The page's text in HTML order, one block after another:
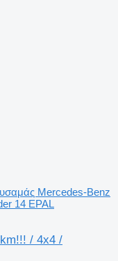
Mercedes-Benz
14 EPAL
/ 4x4 /